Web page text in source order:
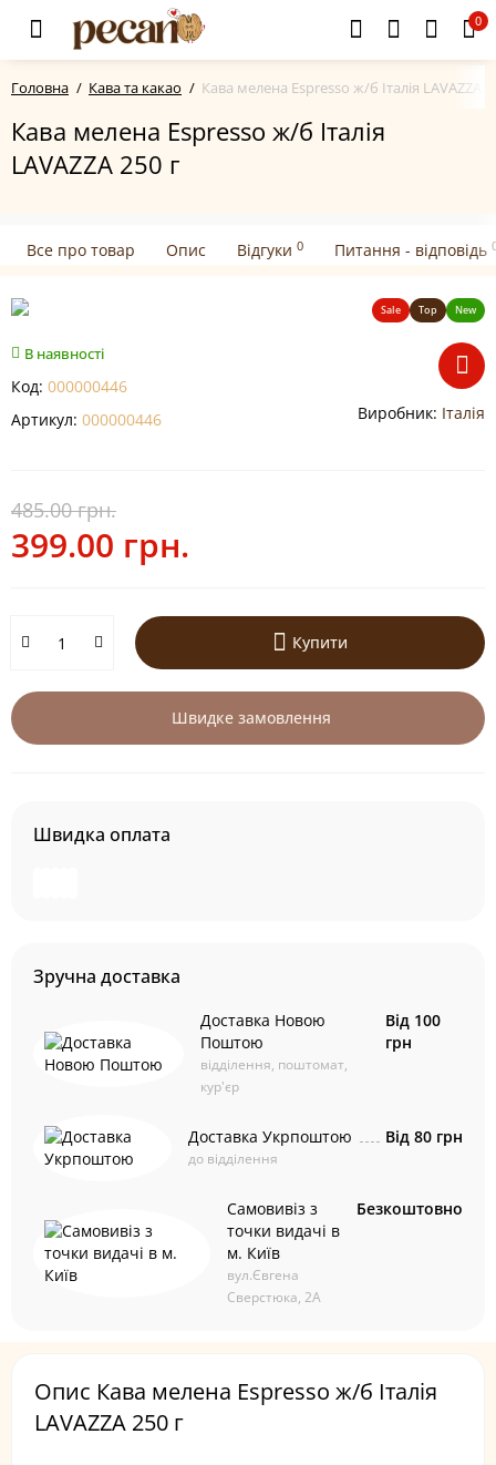
0
Головна Кава та какао Кава мелена Espresso ж/б Італія LAVAZZA
Кава мелена Espresso ж/б Італія
LAVAZZA 250 г
Все про товар Опис Відгуки 0 Питання - відповідь
Sale Top New
В наявності
Код: 000000446
Артикул: 000000446 Виробник: Італія
485.00 грн.
399.00 грн.
Купити
Швидке замовлення
Швидка оплата
Зручна доставка
Доставка Новою
Поштою
відділення, поштомат,
кур'єр
Від 100
грн
Доставка Укрпоштою
до відділення
Від 80 грн
Самовивіз з
точки видачі в
м. Київ
вул.Євгена
Сверстюка, 2А
Безкоштовно
Опис Кава мелена Espresso ж/б Італія
LAVAZZA 250 г